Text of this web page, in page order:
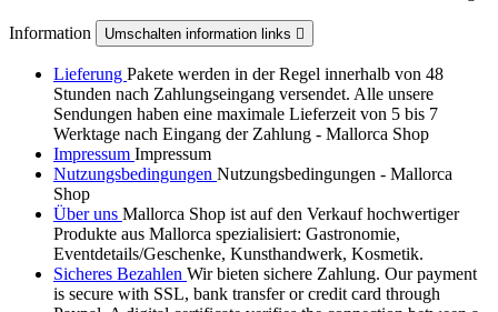
Information Umschalten information links 
Lieferung Pakete werden in der Regel innerhalb von 48
Stunden nach Zahlungseingang versendet. Alle unsere
Sendungen haben eine maximale Lieferzeit von 5 bis 7
Werktage nach Eingang der Zahlung - Mallorca Shop
Impressum Impressum
Nutzungsbedingungen Nutzungsbedingungen - Mallorca
Shop
Über uns Mallorca Shop ist auf den Verkauf hochwertiger
Produkte aus Mallorca spezialisiert: Gastronomie,
Eventdetails/Geschenke, Kunsthandwerk, Kosmetik.
Sicheres Bezahlen Wir bieten sichere Zahlung. Our payment
is secure with SSL, bank transfer or credit card through